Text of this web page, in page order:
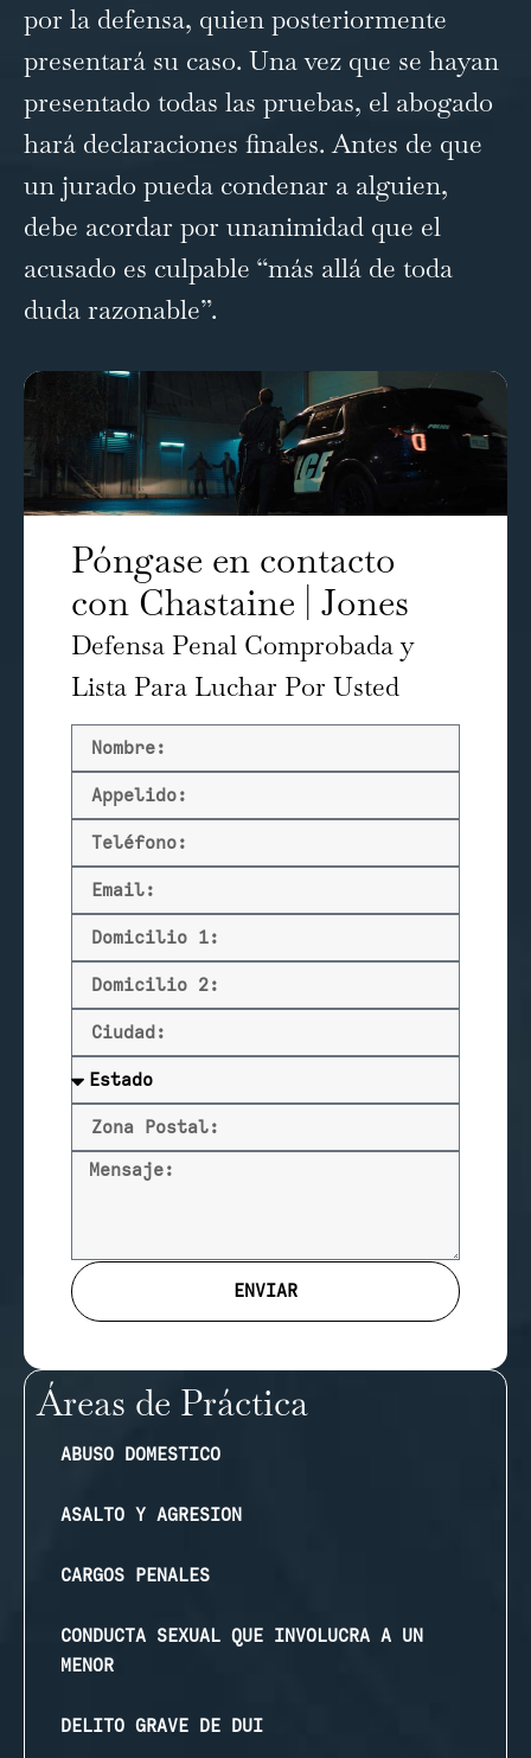
por la defensa, quien posteriormente
presentará su caso. Una vez que se hayan
presentado todas las pruebas, el abogado
hará declaraciones finales. Antes de que
un jurado pueda condenar a alguien,
debe acordar por unanimidad que el
acusado es culpable “más allá de toda
duda razonable”.
Póngase en contacto
con Chastaine | Jones
Defensa Penal Comprobada y
Lista Para Luchar Por Usted
ENVIAR
Áreas de Práctica
ABUSO DOMESTICO
ASALTO Y AGRESION
CARGOS PENALES
CONDUCTA SEXUAL QUE INVOLUCRA A UN
MENOR
DELITO GRAVE DE DUI